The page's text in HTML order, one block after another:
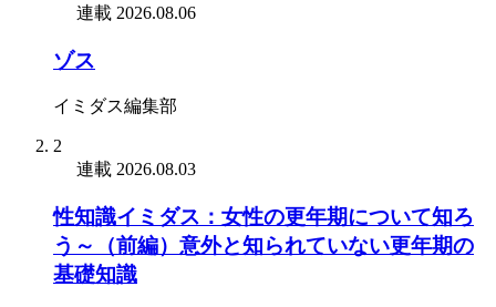
連載 2026.08.06
ゾス
イミダス編集部
2
連載 2026.08.03
性知識イミダス：女性の更年期について知ろ
う～（前編）意外と知られていない更年期の
基礎知識